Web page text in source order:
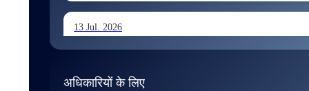
13 Jul. 2026
अधिकारियों के लिए